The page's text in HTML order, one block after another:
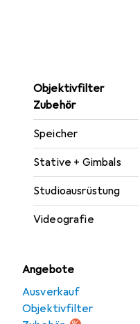
Objektivfilter
Zubehör
Speicher
Stative + Gimbals
Studioausrüstung
Videografie
Angebote
Ausverkauf
Objektivfilter